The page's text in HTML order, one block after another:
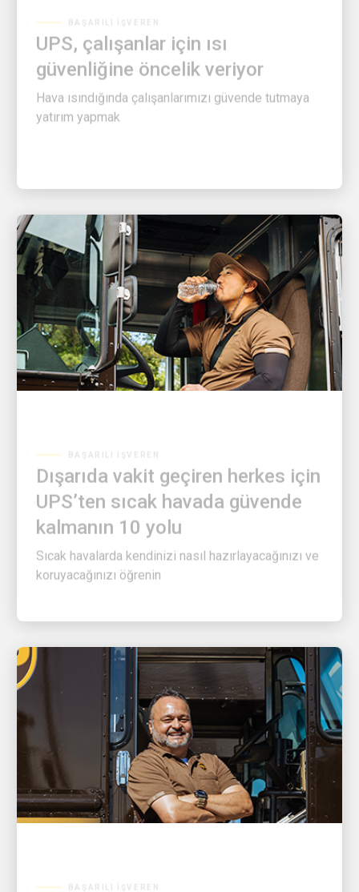
UPS, çalışanlar için ısı
güvenliğine öncelik veriyor
Hava ısındığında çalışanlarımızı güvende tutmaya
yatırım yapmak
Dışarıda vakit geçiren herkes için
UPS’ten sıcak havada güvende
kalmanın 10 yolu
Sıcak havalarda kendinizi nasıl hazırlayacağınızı ve
koruyacağınızı öğrenin